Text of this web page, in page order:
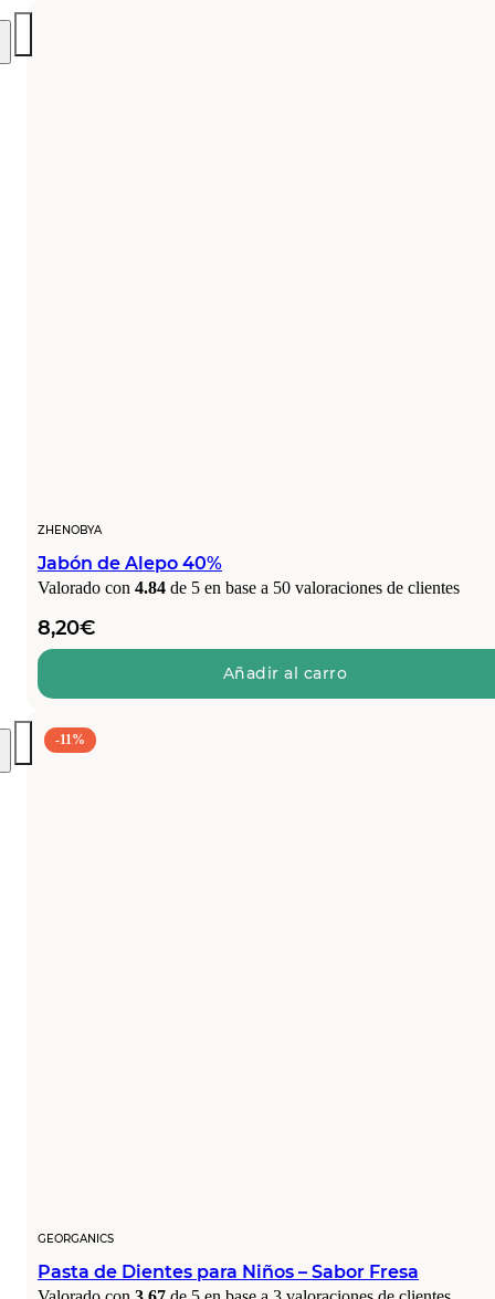
ZHENOBYA
Jabón de Alepo 40%
Valorado con 4.84 de 5 en base a 50 valoraciones de clientes
8,20€
Añadir al carro
-11%
GEORGANICS
Pasta de Dientes para Niños – Sabor Fresa